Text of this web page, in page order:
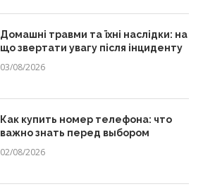
Домашні травми та їхні наслідки: на
що звертати увагу після інциденту
03/08/2026
Как купить номер телефона: что
важно знать перед выбором
02/08/2026